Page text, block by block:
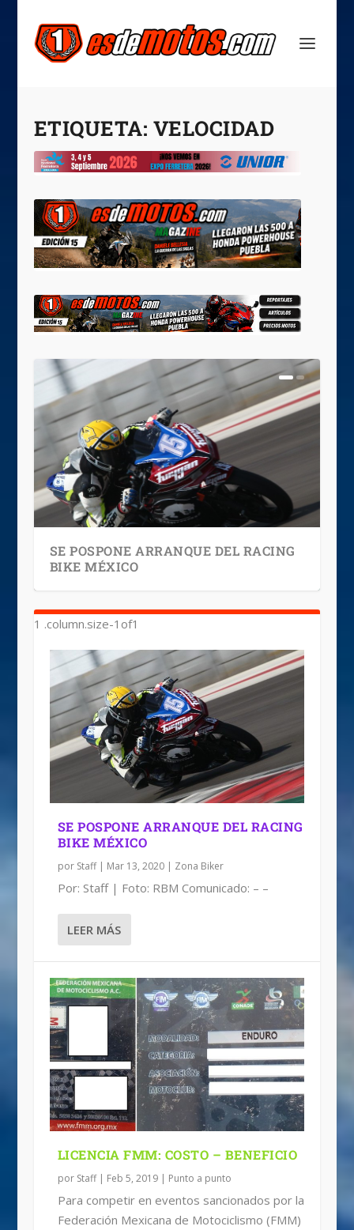
ETIQUETA: VELOCIDAD
SE POSPONE ARRANQUE DEL RACING
BIKE MÉXICO
LICENCIA FMM: COSTO – BENEFICIO
SE POSPONE ARRANQUE DEL RACING
BIKE MÉXICO
por Staff| Mar 13, 2020| Zona Biker
Por: Staff | Foto: RBM Comunicado: – –
LEER MÁS
LICENCIA FMM: COSTO – BENEFICIO
por Staff| Feb 5, 2019| Punto a punto
Para competir en eventos sancionados por la
Federación Mexicana de Motociclismo (FMM)